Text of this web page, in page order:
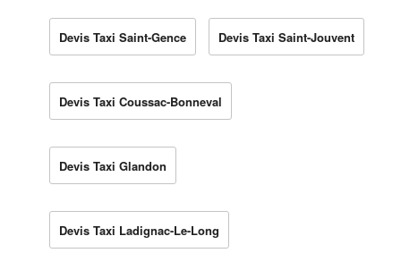
Devis Taxi Saint-Gence Devis Taxi Saint-Jouvent
Devis Taxi Coussac-Bonneval
Devis Taxi Glandon
Devis Taxi Ladignac-Le-Long